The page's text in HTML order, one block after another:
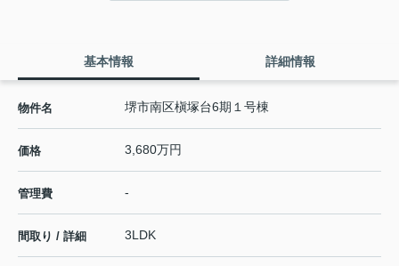
基本情報 詳細情報
物件名 堺市南区槇塚台6期１号棟
価格 3,680万円
管理費 -
間取り / 詳細 3LDK